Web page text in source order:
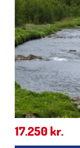
17.250 kr.